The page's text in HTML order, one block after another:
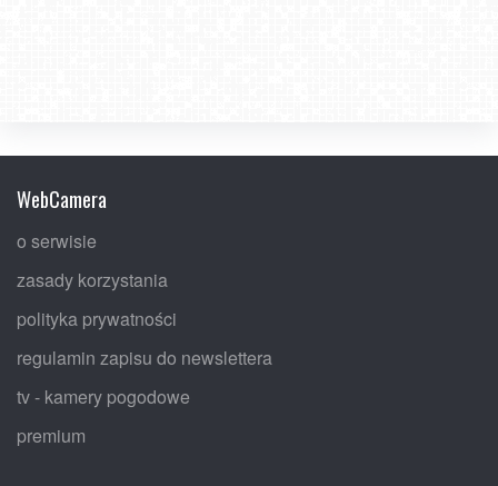
WebCamera
o serwisie
zasady korzystania
polityka prywatności
regulamin zapisu do newslettera
tv - kamery pogodowe
premium